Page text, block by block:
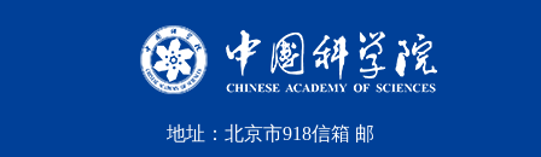
地址：北京市918信箱 邮